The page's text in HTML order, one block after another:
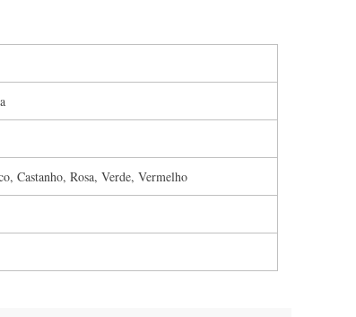
Castanho, Rosa, Verde, Vermelho